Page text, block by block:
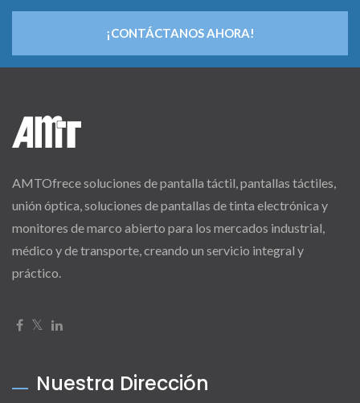
¡CONTÁCTANOS AHORA!
AMTOfrece soluciones de pantalla táctil, pantallas táctiles,
unión óptica, soluciones de pantallas de tinta electrónica y
monitores de marco abierto para los mercados industrial,
médico y de transporte, creando un servicio integral y
práctico.
Nuestra Dirección